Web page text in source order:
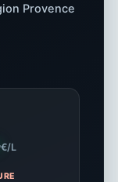
Provence
€/L